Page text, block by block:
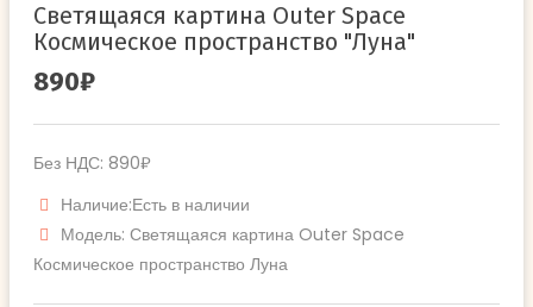
Светящаяся картина Outer Space
Космическое пространство "Луна"
890₽
Без НДС: 890₽
Наличие:Есть в наличии
Модель: Светящаяся картина Outer Space
Космическое пространство Луна